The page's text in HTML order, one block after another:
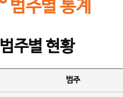
범주별 통계
범주별 현황
범주